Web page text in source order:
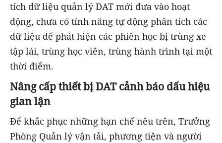
tích dữ liệu quản lý DAT mới đưa vào hoạt
động, chưa có tính năng tự động phân tích các
dữ liệu để phát hiện các phiên học bị trùng xe
tập lái, trùng học viên, trùng hành trình tại một
thời điểm.
Nâng cấp thiết bị DAT cảnh báo dấu hiệu
gian lận
Để khắc phục những hạn chế nêu trên, Trưởng
Phòng Quản lý vận tải, phương tiện và người